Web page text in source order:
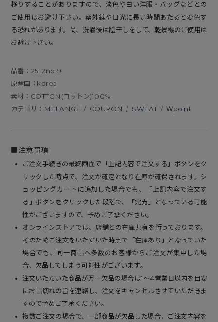
移りすることがありますので、淡色や白い洋服・バッグなどとの
ご使用はお避け下さい。紫外線や日光に長い時間あたると変色す
る恐れがあります。尚、洗濯後は陰干しをして、乾燥機のご使用は
お避け下さい。
品番：2512no19
原産国：korea
素材：COTTON(コットン)100%
カテゴリ： MELANGE / COUPON / SWEAT /Ｗpoint
■注意事項
ご注文手続きの最終画面で「上記内容で注文する」ボタンをク
リックした時点で、注文が確定となり在庫が確保されます。シ
ョッピングカートに追加した場合でも、「上記内容で注文す
る」ボタンをクリックした段階で、「完売」となっている可能
性がございますので、予めご了承ください。
オンラインストアでは、店舗との在庫共有を行っております。
そのためご注文をいただいた時点で「在庫あり」となっていた
場合でも、同一商品へ多数のお客様からご注文が集中した場
合、欠品してしまう可能性がございます。
注文いただいた商品が万一欠品の場合は1～4営業日以内を目安
にお品切れの旨を連絡し、注文をキャンセルさせていただきま
すので予めご了承ください。
複数ご注文の場合で、一部商品が欠品した場合、ご注文内容を